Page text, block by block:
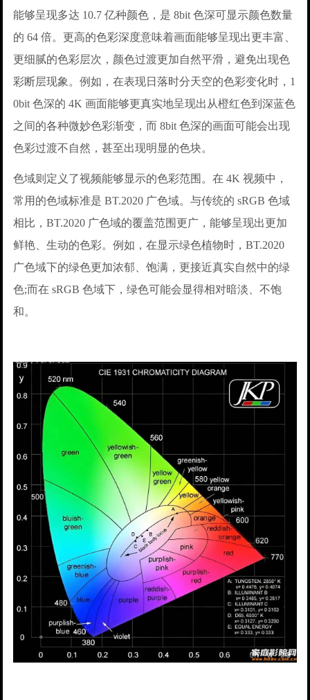
能够呈现多达 10.7 亿种颜色，是 8bit 色深可显示颜色数量
的 64 倍。更高的色彩深度意味着画面能够呈现出更丰富、
更细腻的色彩层次，颜色过渡更加自然平滑，避免出现色
彩断层现象。例如，在表现日落时分天空的色彩变化时，1
0bit 色深的 4K 画面能够更真实地呈现出从橙红色到深蓝色
之间的各种微妙色彩渐变，而 8bit 色深的画面可能会出现
色彩过渡不自然，甚至出现明显的色块。
色域则定义了视频能够显示的色彩范围。在 4K 视频中，
常用的色域标准是 BT.2020 广色域。与传统的 sRGB 色域
相比，BT.2020 广色域的覆盖范围更广，能够呈现出更加
鲜艳、生动的色彩。例如，在显示绿色植物时，BT.2020
广色域下的绿色更加浓郁、饱满，更接近真实自然中的绿
色;而在 sRGB 色域下，绿色可能会显得相对暗淡、不饱
和。